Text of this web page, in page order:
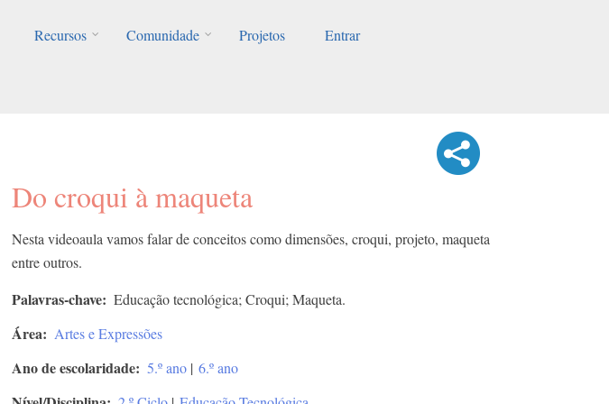
Recursos
Comunidade Projetos Entrar
Do croqui à maqueta
Nesta videoaula vamos falar de conceitos como dimensões, croqui, projeto, maqueta
entre outros.
Palavras-chave Educação tecnológica; Croqui; Maqueta.
Área Artes e Expressões
Ano de escolaridade 5.º ano | 6.º ano